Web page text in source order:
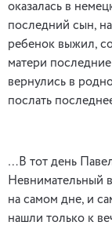
оказалась в
последний сын,
ребенок выжил,
матери
вернулись в
послать
…В тот день
Невнимательный
на самом дне, и
нашли только к